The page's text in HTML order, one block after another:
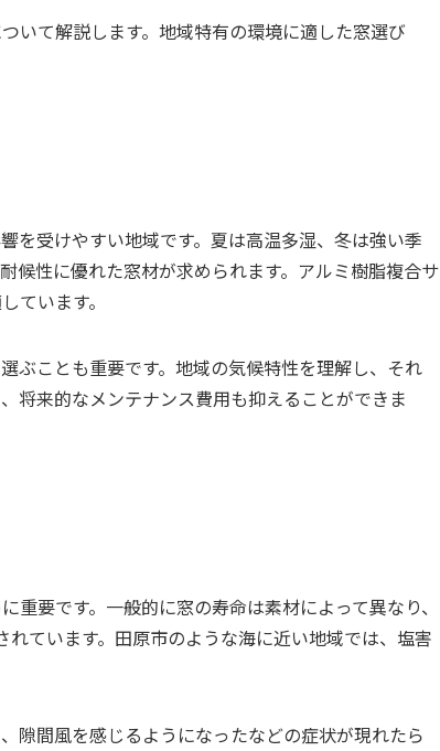
いて解説します。地域特有の環境に適した窓選び
を受けやすい地域です。夏は高温多湿、冬は強い季
候性に優れた窓材が求められます。アルミ樹脂複合サ
ています。
ぶことも重要です。地域の気候特性を理解し、それ
将来的なメンテナンス費用も抑えることができま
要です。一般的に窓の寿命は素材によって異なり、
ています。田原市のような海に近い地域では、塩害
隙間風を感じるようになったなどの症状が現れたら